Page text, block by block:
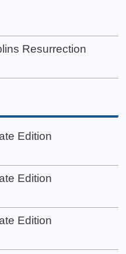
Resurrection
Edition
Edition
Edition